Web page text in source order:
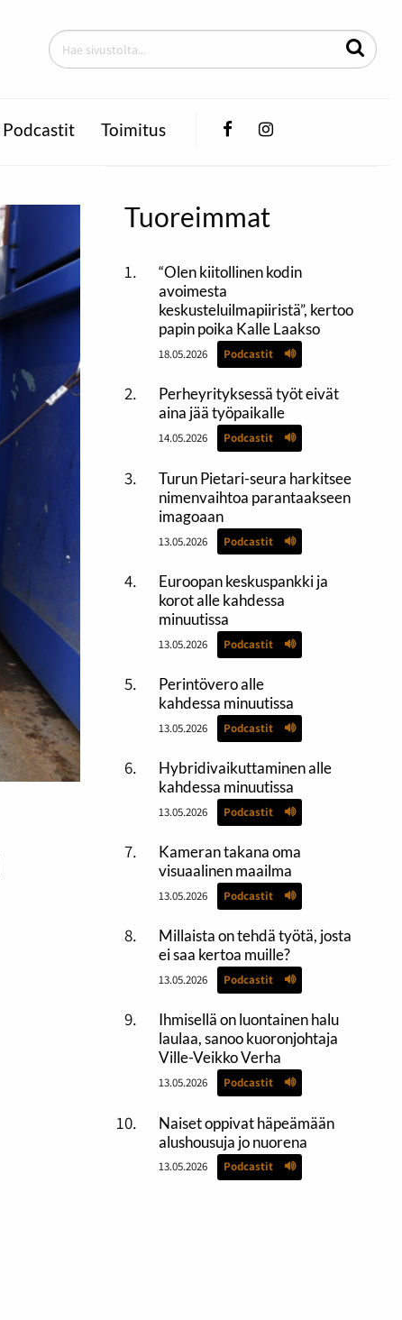
Podcastit Toimitus FacebookInstagram
Tuoreimmat
“Olen kiitollinen kodin
avoimesta
keskusteluilmapiiristä”, kertoo
papin poika Kalle Laakso
18.05.2026 Podcastit
Perheyrityksessä työt eivät
aina jää työpaikalle
14.05.2026 Podcastit
Turun Pietari-seura harkitsee
nimenvaihtoa parantaakseen
imagoaan
13.05.2026 Podcastit
Euroopan keskuspankki ja
korot alle kahdessa
minuutissa
13.05.2026 Podcastit
Perintövero alle
kahdessa minuutissa
13.05.2026 Podcastit
Hybridivaikuttaminen alle
kahdessa minuutissa
13.05.2026 Podcastit
Kameran takana oma
visuaalinen maailma
13.05.2026 Podcastit
Millaista on tehdä työtä, josta
ei saa kertoa muille?
13.05.2026 Podcastit
Ihmisellä on luontainen halu
laulaa, sanoo kuoronjohtaja
Ville-Veikko Verha
13.05.2026 Podcastit
Naiset oppivat häpeämään
alushousuja jo nuorena
13.05.2026 Podcastit